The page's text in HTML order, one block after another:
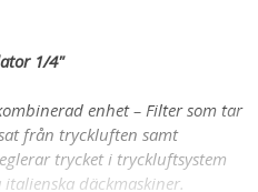
1/4"
enhet – Filter som tar
från tryckluften samt
trycket i tryckluftsystem
däckmaskiner.